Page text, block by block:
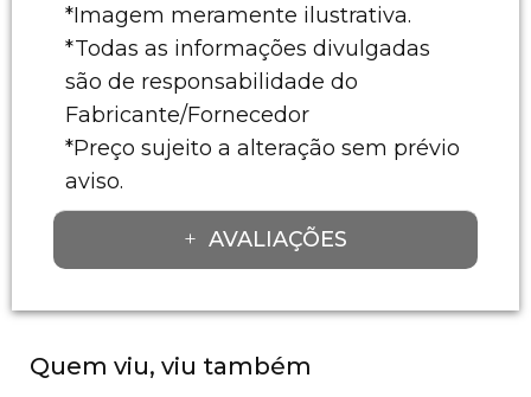
*Imagem meramente ilustrativa.
*Todas as informações divulgadas
são de responsabilidade do
Fabricante/Fornecedor
*Preço sujeito a alteração sem prévio
aviso.
AVALIAÇÕES
Quem viu, viu também